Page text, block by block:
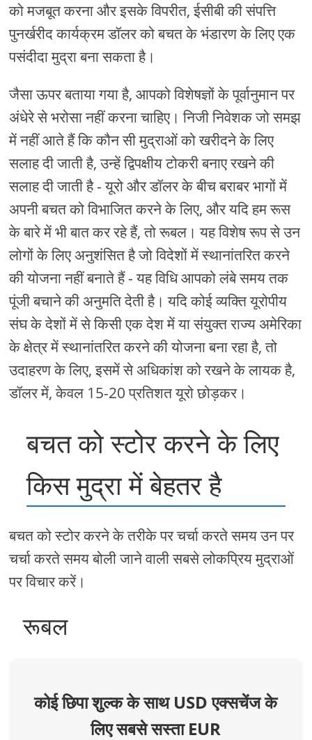
को मजबूत करना और इसके विपरीत, ईसीबी की संपत्ति
पुनर्खरीद कार्यक्रम डॉलर को बचत के भंडारण के लिए एक
पसंदीदा मुद्रा बना सकता है।
जैसा ऊपर बताया गया है, आपको विशेषज्ञों के पूर्वानुमान पर
अंधेरे से भरोसा नहीं करना चाहिए। निजी निवेशक जो समझ
में नहीं आते हैं कि कौन सी मुद्राओं को खरीदने के लिए
सलाह दी जाती है, उन्हें द्विपक्षीय टोकरी बनाए रखने की
सलाह दी जाती है - यूरो और डॉलर के बीच बराबर भागों में
अपनी बचत को विभाजित करने के लिए, और यदि हम रूस
के बारे में भी बात कर रहे हैं, तो रूबल। यह विशेष रूप से उन
लोगों के लिए अनुशंसित है जो विदेशों में स्थानांतरित करने
की योजना नहीं बनाते हैं - यह विधि आपको लंबे समय तक
पूंजी बचाने की अनुमति देती है। यदि कोई व्यक्ति यूरोपीय
संघ के देशों में से किसी एक देश में या संयुक्त राज्य अमेरिका
के क्षेत्र में स्थानांतरित करने की योजना बना रहा है, तो
उदाहरण के लिए, इसमें से अधिकांश को रखने के लायक है,
डॉलर में, केवल 15-20 प्रतिशत यूरो छोड़कर।
बचत को स्टोर करने के लिए
किस मुद्रा में बेहतर है
बचत को स्टोर करने के तरीके पर चर्चा करते समय उन पर
चर्चा करते समय बोली जाने वाली सबसे लोकप्रिय मुद्राओं
पर विचार करें।
रूबल
कोई छिपा शुल्क के साथ USD एक्सचेंज के
लिए सबसे सस्ता EUR